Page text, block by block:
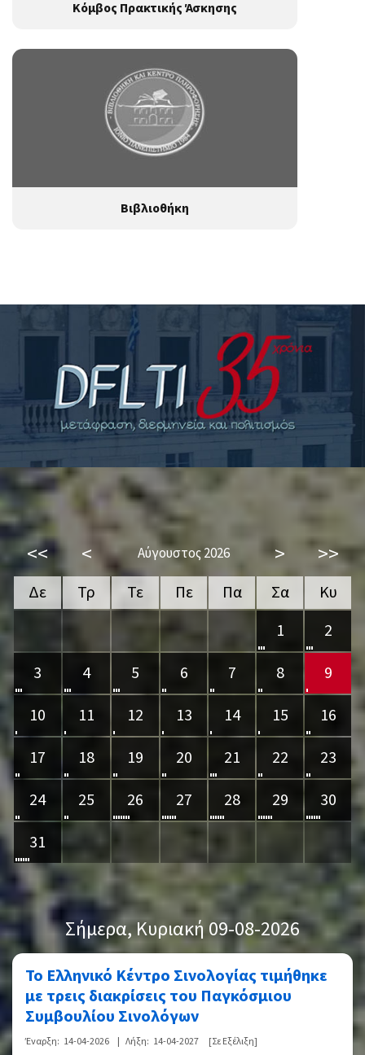
Κόμβος Πρακτικής Άσκησης
Βιβλιοθήκη
<< < Αύγουστος 2026 > >>
Δε Τρ Τε Πε Πα Σα
Κυ
1
2
3
4 5 6 7 8
9
10
11 12 13 14 15
16
17
18 19 20 21 22
23
24
25 26 27 28 29
30
31
Σήμερα, Κυριακή 09-08-2026
Το Ελληνικό Κέντρο Σινολογίας τιμήθηκε
με τρεις διακρίσεις του Παγκόσμιου
Συμβουλίου Σινολόγων
Έναρξη: 14-04-2026 | Λήξη: 14-04-2027 [Σε Εξέλιξη]